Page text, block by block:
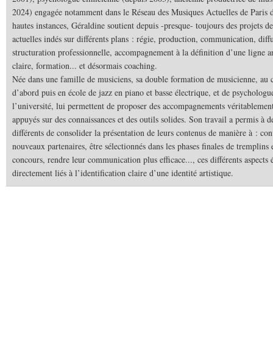
2024) engagée notamment dans le Réseau des Musiques Actuelles de Paris
hautes instances, Géraldine soutient depuis -presque- toujours des projets
actuelles indés sur différents plans : régie, production, communication,
structuration professionnelle, accompagnement à la définition d’une ligne
claire, formation... et désormais coaching.
Née dans une famille de musiciens, sa double formation de musicienne, au
d’abord puis en école de jazz en piano et basse électrique, et de
l’université, lui permettent de proposer des accompagnements
appuyés sur des connaissances et des outils solides. Son travail a permis à
différents de consolider la présentation de leurs contenus de manière à :
nouveaux partenaires, être sélectionnés dans les phases finales de tremplins
concours, rendre leur communication plus efficace..., ces différents aspects
directement liés à l’identification claire d’une identité artistique.